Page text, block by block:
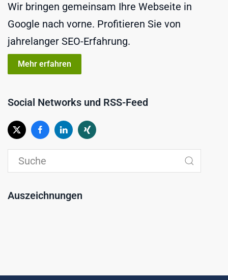
Wir bringen gemeinsam Ihre Webseite in
Google nach vorne. Profitieren Sie von
jahrelanger SEO-Erfahrung.
Mehr erfahren
Social Networks und RSS-Feed
Auszeichnungen